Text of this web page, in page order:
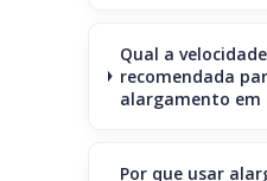
Qual a
recomendada
alargamento em
Por que usar